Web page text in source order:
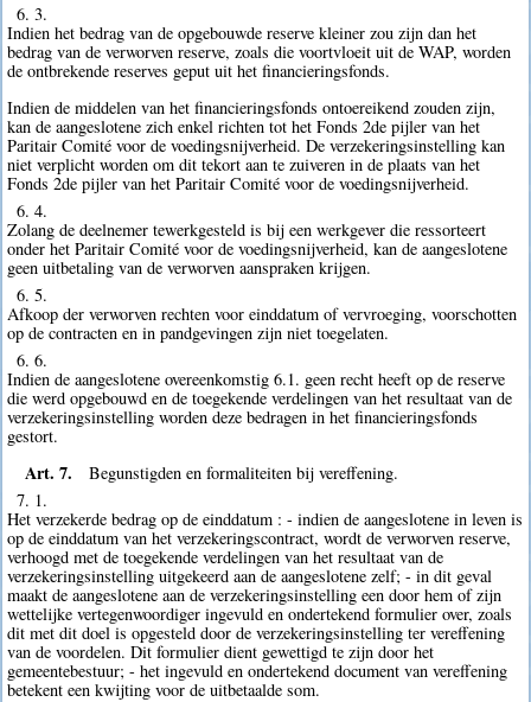
6. 3.
Indien het bedrag van de opgebouwde reserve kleiner zou zijn dan het
bedrag van de verworven reserve, zoals die voortvloeit uit de WAP, worden
de ontbrekende reserves geput uit het financieringsfonds.
Indien de middelen van het financieringsfonds ontoereikend zouden zijn,
kan de aangeslotene zich enkel richten tot het Fonds 2de pijler van het
Paritair Comité voor de voedingsnijverheid. De verzekeringsinstelling kan
niet verplicht worden om dit tekort aan te zuiveren in de plaats van het
Fonds 2de pijler van het Paritair Comité voor de voedingsnijverheid.
6. 4.
Zolang de deelnemer tewerkgesteld is bij een werkgever die ressorteert
onder het Paritair Comité voor de voedingsnijverheid, kan de aangeslotene
geen uitbetaling van de verworven aanspraken krijgen.
6. 5.
Afkoop der verworven rechten voor einddatum of vervroeging, voorschotten
op de contracten en in pandgevingen zijn niet toegelaten.
6. 6.
Indien de aangeslotene overeenkomstig 6.1. geen recht heeft op de reserve
die werd opgebouwd en de toegekende verdelingen van het resultaat van de
verzekeringsinstelling worden deze bedragen in het financieringsfonds
gestort.
Art. 7.
Begunstigden en formaliteiten bij vereffening.
7. 1.
Het verzekerde bedrag op de einddatum : - indien de aangeslotene in leven is
op de einddatum van het verzekeringscontract, wordt de verworven reserve,
verhoogd met de toegekende verdelingen van het resultaat van de
verzekeringsinstelling uitgekeerd aan de aangeslotene zelf; - in dit geval
maakt de aangeslotene aan de verzekeringsinstelling een door hem of zijn
wettelijke vertegenwoordiger ingevuld en ondertekend formulier over, zoals
dit met dit doel is opgesteld door de verzekeringsinstelling ter vereffening
van de voordelen. Dit formulier dient gewettigd te zijn door het
gemeentebestuur; - het ingevuld en ondertekend document van vereffening
betekent een kwijting voor de uitbetaalde som.